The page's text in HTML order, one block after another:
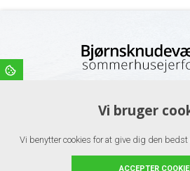
også kan finde kontakt informationer
ønsker at høre mere om
Vi bruger
Vi benytter cookies for at give dig den
ACCEPTER